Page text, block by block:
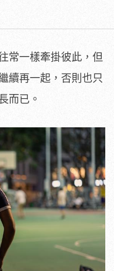
常一樣牽掛彼此，但
續再一起，否則也只
而已。